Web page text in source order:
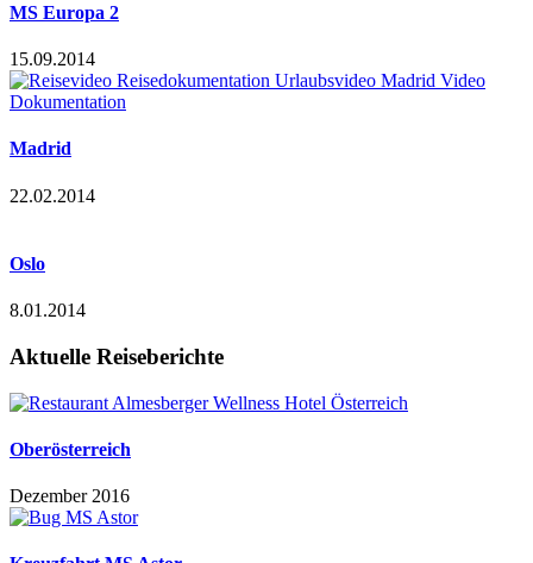
MS Europa 2
15.09.2014
Madrid
22.02.2014
Oslo
8.01.2014
Aktuelle Reiseberichte
Oberösterreich
Dezember 2016